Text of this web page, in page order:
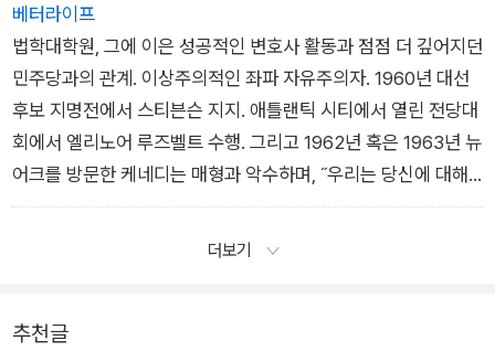
베터라이프
법학대학원, 그에 이은 성공적인 변호사 활동과 점점 더 깊어지던
민주당과의 관계. 이상주의적인 좌파 자유주의자. 1960년 대선
후보 지명전에서 스티븐슨 지지. 애틀랜틱 시티에서 열린 전당대
회에서 엘리노어 루즈벨트 수행. 그리고 1962년 혹은 1963년 뉴
어크를 방문한 케네디는 매형과 악수하며, ˝우리는 당신에 대해
아주 대단한 이야기를 듣고 있습니다˝라고 인사했다.
더보기
추천글